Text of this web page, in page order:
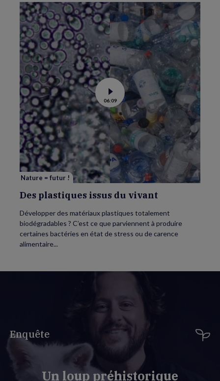
Voir
la
vidéo
de
Des
plastiques
du
vivant
06:09
Nature = futur !
Des plastiques issus du vivant
Développer des matériaux plastiques totalement
biodégradables ? C’est ce que parviennent à produire
certaines bactéries en état de stress ou de carence
alimentaire...
Enquête
Un loup préhistorique